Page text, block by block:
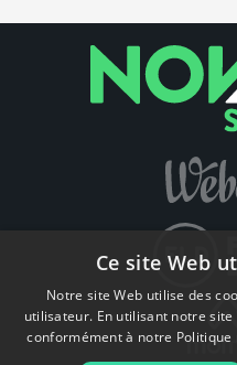
Ce site Web
Notre site Web utilise des
utilisateur. En utilisant notre site
conformément à notre Politique